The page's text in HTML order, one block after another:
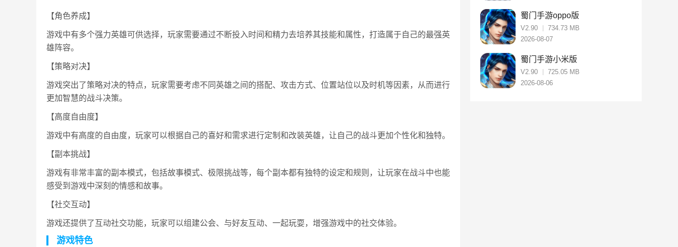
【角色养成】
游戏中有多个强力英雄可供选择，玩家需要通过不断投入时间和精力去培养其技能和属性，打造属于自己的最强英
雄阵容。
【策略对决】
游戏突出了策略对决的特点，玩家需要考虑不同英雄之间的搭配、攻击方式、位置站位以及时机等因素，从而进行
更加智慧的战斗决策。
【高度自由度】
游戏中有高度的自由度，玩家可以根据自己的喜好和需求进行定制和改装英雄，让自己的战斗更加个性化和独特。
【副本挑战】
游戏有非常丰富的副本模式，包括故事模式、极限挑战等，每个副本都有独特的设定和规则，让玩家在战斗中也能
感受到游戏中深刻的情感和故事。
【社交互动】
游戏还提供了互动社交功能，玩家可以组建公会、与好友互动、一起玩耍，增强游戏中的社交体验。
游戏特色
蜀门手游oppo版
V2.90
734.73 MB
2026-08-07
蜀门手游小米版
V2.90
725.05 MB
2026-08-06